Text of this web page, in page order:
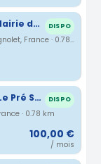
Parking proche du métro Mairie des Lilas DISPO
210 Rue De Noisy-Le-Sec, 93170 Bagnolet, France · 0.78 km
Place de parking à Pantin/Le Pré Saint-Gervais DISPO
· 0.78 km
100,00 €
/ mois